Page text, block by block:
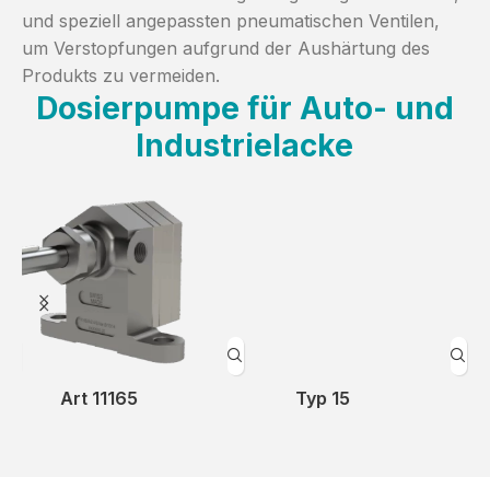
und speziell angepassten pneumatischen Ventilen,
um Verstopfungen aufgrund der Aushärtung des
Produkts zu vermeiden.
Dosierpumpe für Auto- und
Industrielacke
Typ 15 Typ 18